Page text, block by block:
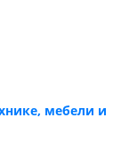
мебели и